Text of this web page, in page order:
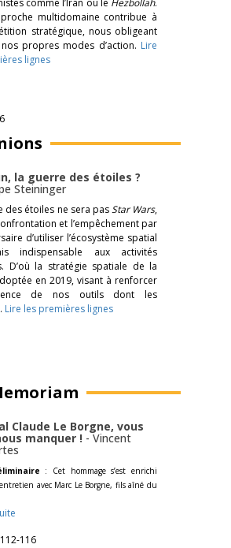
comme l’Iran ou le Hezbollah.
multidomaine contribue à
stratégique, nous obligeant
propres modes d’action. Lire
lignes
la guerre des étoiles ?
Steininger
des étoiles ne sera pasStar Wars,
et l’empêchement par
d’utiliser l’écosystème spatial
indispensable aux activités
D’où la stratégie spatiale de la
en 2019, visant à renforcer
de nos outils dont les
Lire les premières lignes
Claude Le Borgne, vous
manquer ! - Vincent
: Cet hommage s’est enrichi
avec Marc Le Borgne, fils aîné du
116